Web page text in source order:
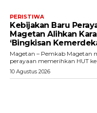
PERISTIWA
Kebijakan Baru
Magetan Alihkan
‘Bingkisan
Magetan – Pemkab Magetan
10 Agustus 2026